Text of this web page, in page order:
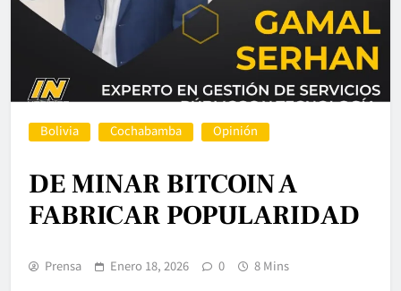
Bolivia Cochabamba Opinión
DE MINAR BITCOIN A
FABRICAR POPULARIDAD
Prensa Enero 18, 2026 0 8 Mins